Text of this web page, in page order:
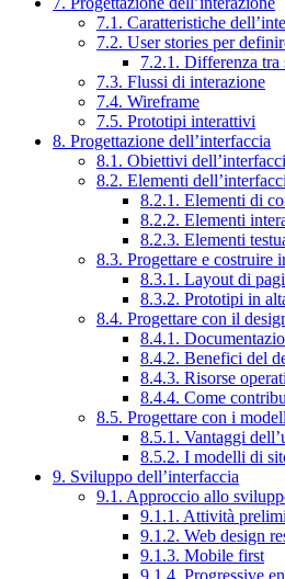
7.1. Caratteristiche
7.2. User stories per
7.2.1. Differenza tra
7.3. Flussi di interazione
7.4. Wireframe
7.5. Prototipi interattivi
8. Progettazione dell’interfaccia
8.1. Obiettivi
8.2. Elementi
8.2.1. Elementi di
8.2.2. Elementi
8.2.3. Elementi
8.3. Progettare e costruire
8.3.1. Layout di
8.3.2. Prototipi in
8.4. Progettare con il
8.4.1.
8.4.2. Benefici del
8.4.3. Risorse
8.4.4. Come
8.5. Progettare con i
8.5.1. Vantaggi
8.5.2. I modelli di
9. Sviluppo dell’interfaccia
9.1. Approccio allo
9.1.1. Attività
9.1.2. Web design
9.1.3. Mobile first
9.1.4. Progressive